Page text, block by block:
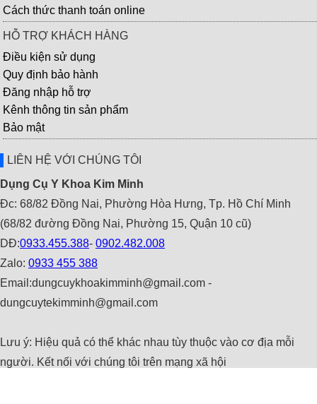
Cách thức thanh toán online
HỖ TRỢ KHÁCH HÀNG
Điều kiện sử dụng
Quy định bảo hành
Đăng nhập hỗ trợ
Kênh thông tin sản phẩm
Bảo mật
LIÊN HỆ VỚI CHÚNG TÔI
Dụng Cụ Y Khoa Kim Minh
Đc: 68/82 Đồng Nai, Phường Hòa Hưng, Tp. Hồ Chí Minh
(68/82 đường Đồng Nai, Phường 15, Quận 10 cũ)
DĐ:0933.455.388- 0902.482.008
Zalo: 0933 455 388
Email:dungcuykhoakimminh@gmail.com -
dungcuytekimminh@gmail.com
Lưu ý: Hiệu quả có thể khác nhau tùy thuộc vào cơ địa mỗi
người. Kết nối với chúng tôi trên mạng xã hội